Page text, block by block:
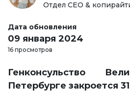
Отдел СЕО &
Дата обновления
09 января 2024
16 просмотров
Генконсульство
Петербурге закроется